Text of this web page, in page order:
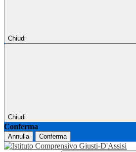
Chiudi
Chiudi
Conferma
Annulla Conferma